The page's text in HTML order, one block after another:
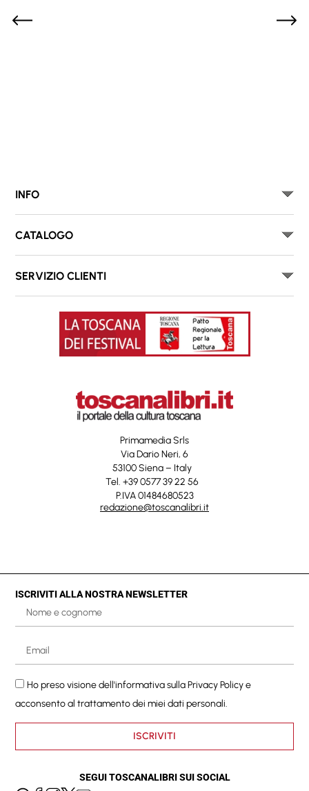
INFO
CATALOGO
SERVIZIO CLIENTI
Primamedia Srls
Via Dario Neri, 6
53100 Siena – Italy
Tel. +39 0577 39 22 56
P.IVA 01484680523
redazione@toscanalibri.it
ISCRIVITI ALLA NOSTRA NEWSLETTER
Ho preso visione dell'informativa sullaPrivacy Policye
acconsento al trattamento dei miei dati personali.
ISCRIVITI
SEGUI TOSCANALIBRI SUI SOCIAL